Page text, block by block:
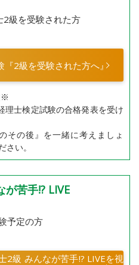
級を受験された方
『2級を受験された方へ』
※
理士検定試験の合格発表を受け
その後』を一緒に考えましょ
さい。
苦手!? LIVE
予定の方
2級 みんなが苦手!? LIVEを視